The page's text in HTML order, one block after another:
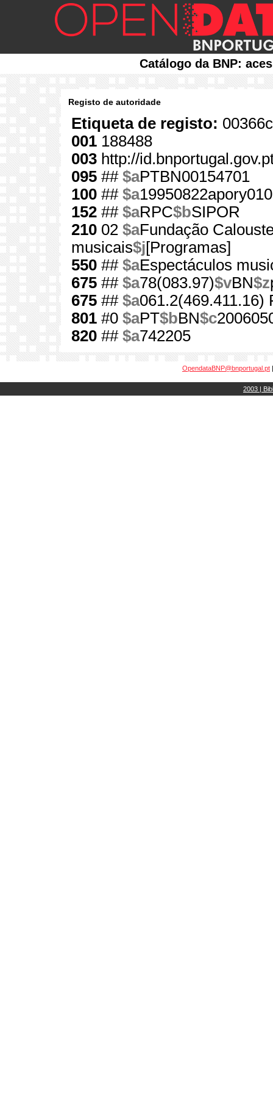
Catálogo da BNP:
Registo de autoridade
Etiqueta de registo:
001 188488
003 http://
095 ## $aPTBN00154701
100 ## $a
152 ## $aRPC$bSIPOR
210 02 $aFundação
musicais$j[Programas]
550 ## $aEspectáculos
675 ## $a78(083.97)$vBN$z
675 ## $a061.2(469.411.16)
801 #0 $aPT$bBN$c
820 ## $a742205
OpendataBNP@bnportugal.pt
2003 |